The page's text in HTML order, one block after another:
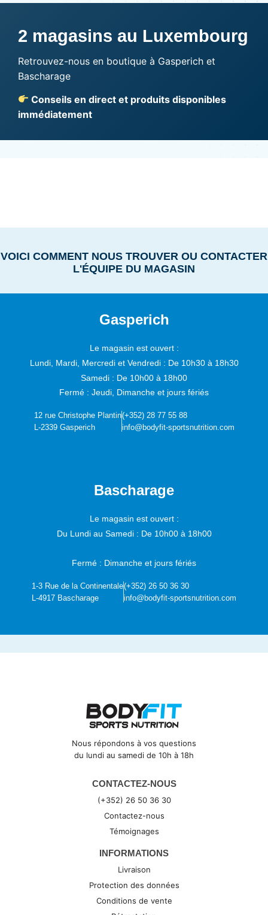
2 magasins au Luxembourg
Retrouvez-nous en boutique à Gasperich et
Bascharage
Conseils en direct et produits disponibles
immédiatement
VOICI COMMENT NOUS TROUVER OU CONTACTER
L'ÉQUIPE DU MAGASIN
Gasperich
Le magasin est ouvert :
Lundi, Mardi, Mercredi et Vendredi : De 10h30 à 18h30
Samedi : De 10h00 à 18h00
Fermé : Jeudi, Dimanche et jours fériés
12 rue Christophe Plantin
L-2339 Gasperich
(+352) 28 77 55 88
info@bodyfit-sportsnutrition.com
Bascharage
Le magasin est ouvert :
Du Lundi au Samedi : De 10h00 à 18h00
Fermé : Dimanche et jours fériés
1-3 Rue de la Continentale
L-4917 Bascharage
(+352) 26 50 36 30
info@bodyfit-sportsnutrition.com
Nous répondons à vos questions
du lundi au samedi de 10h à 18h
CONTACTEZ-NOUS
(+352) 26 50 36 30
Contactez-nous
Témoignages
INFORMATIONS
Livraison
Protection des données
Conditions de vente